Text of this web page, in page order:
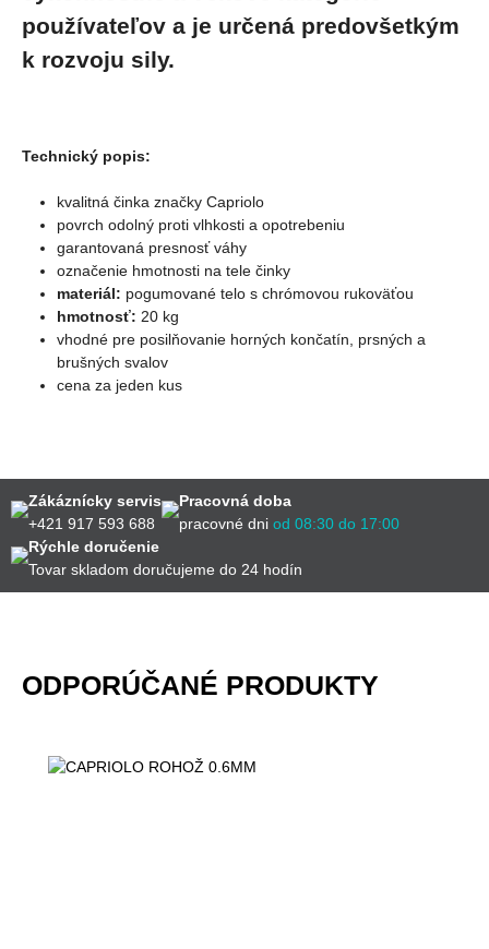
používateľov a je určená predovšetkým
k rozvoju sily.
Technický popis:
kvalitná činka značky Capriolo
povrch odolný proti vlhkosti a opotrebeniu
garantovaná presnosť váhy
označenie hmotnosti na tele činky
materiál: pogumované telo s chrómovou rukoväťou
hmotnosť: 20 kg
vhodné pre posilňovanie horných končatín, prsných a
brušných svalov
cena za jeden kus
Zákáznícky servis
+421 917 593 688
Pracovná doba
pracovné dni od 08:30 do 17:00
Rýchle doručenie
Tovar skladom doručujeme do 24 hodín
ODPORÚČANÉ PRODUKTY